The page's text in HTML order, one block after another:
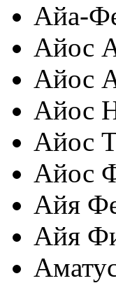
Айа-
Айос
Айос
Айос
Айос
Айос
Айя
Айя